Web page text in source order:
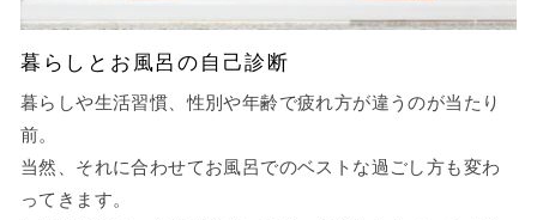
暮らしとお風呂の自己診断
暮らしや生活習慣、性別や年齢で疲れ方が違うのが当たり
前。
当然、それに合わせてお風呂でのベストな過ごし方も変わ
ってきます。